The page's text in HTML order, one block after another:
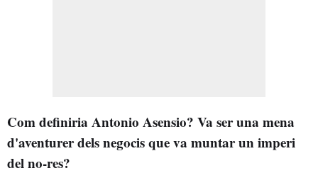
Com definiria Antonio Asensio? Va ser una mena
d'aventurer dels negocis que va muntar un imperi
del no-res?